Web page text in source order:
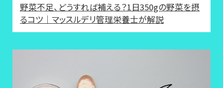
野菜不足、どうすれば補える？1日350gの野菜を摂
るコツ｜マッスルデリ管理栄養士が解説